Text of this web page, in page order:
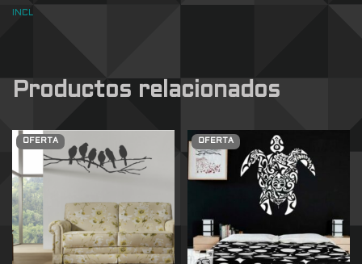
INCL
Productos relacionados
OFERTA OFERTA